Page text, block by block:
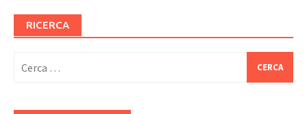
RICERCA
per: